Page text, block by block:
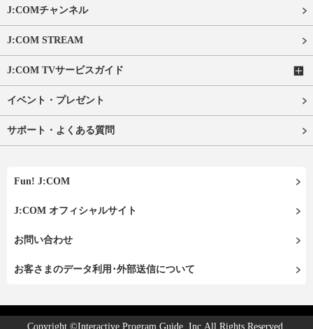
J:COMチャンネル
J:COM STREAM
J:COM TVサービスガイド
イベント・プレゼント
サポート・よくある質問
Fun! J:COM
J:COM オフィシャルサイト
お問い合わせ
お客さまのデータ利用･外部送信について
Copyright ©Interactive Program Guide, Inc.All Rights Reserved.